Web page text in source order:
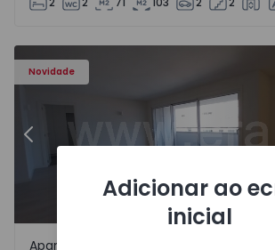
Novidade
Apartamento T3 Porto, Av. Boavista -
Anterior
Apartamento
Adicionar ao
inicial